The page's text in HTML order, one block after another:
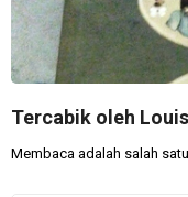
Tercabik oleh
Membaca adalah salah